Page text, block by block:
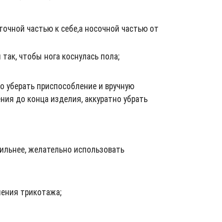
частью к себе,а носочной частью от
чтобы нога коснулась пола;
уберать приспособление и вручную
до конца изделия, аккуратно убрать
желательно использовать
трикотажа;